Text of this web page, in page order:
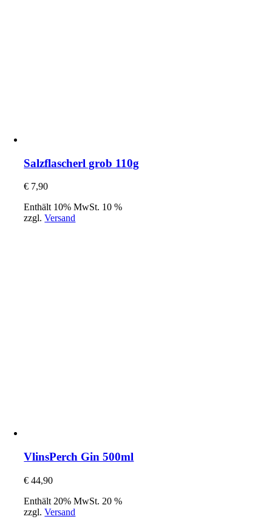
Salzflascherl grob 110g
€ 7,90
Enthält 10% MwSt. 10 %
zzgl.Versand
VlinsPerch Gin 500ml
€ 44,90
Enthält 20% MwSt. 20 %
zzgl.Versand